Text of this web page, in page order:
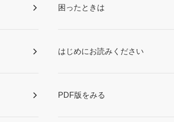
困ったときは
はじめにお読みください
PDF版をみる